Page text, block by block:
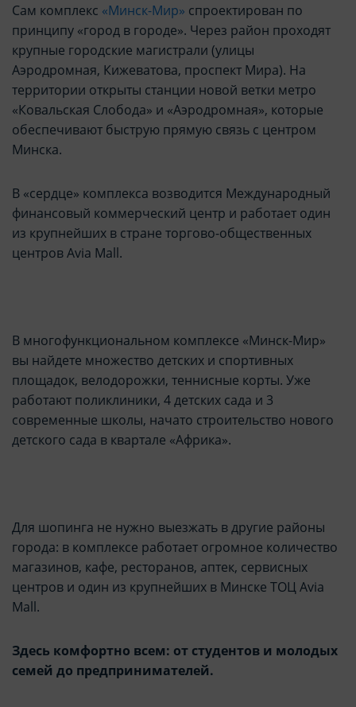
Сам комплекс «Минск-Мир» спроектирован по
принципу «город в городе». Через район проходят
крупные городские магистрали (улицы
Аэродромная, Кижеватова, проспект Мира). На
территории открыты станции новой ветки метро
«Ковальская Слобода» и «Аэродромная», которые
обеспечивают быструю прямую связь с центром
Минска.
В «сердце» комплекса возводится Международный
финансовый коммерческий центр и работает один
из крупнейших в стране торгово-общественных
центров Avia Mall.
В многофункциональном комплексе «Минск-Мир»
вы найдете множество детских и спортивных
площадок, велодорожки, теннисные корты. Уже
работают поликлиники, 4 детских сада и 3
современные школы, начато строительство нового
детского сада в квартале «Африка».
Для шопинга не нужно выезжать в другие районы
города: в комплексе работает огромное количество
магазинов, кафе, ресторанов, аптек, сервисных
центров и один из крупнейших в Минске ТОЦ Avia
Mall.
Здесь комфортно всем: от студентов и молодых
семей до предпринимателей.